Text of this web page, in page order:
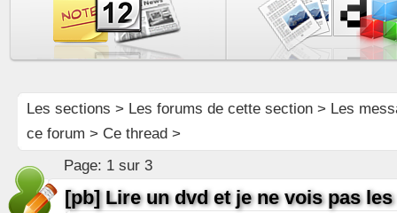
Les sections > Les forums de cette section> Les
ce forum > Ce thread >
Page: 1 sur 3
[pb] Lire un dvd et je ne vois pas